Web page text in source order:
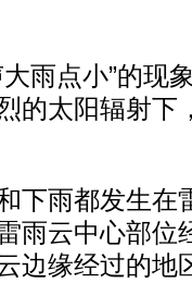
点小”的现
的太阳辐射下
雨都发生在
雨云中心部位
边缘经过的地